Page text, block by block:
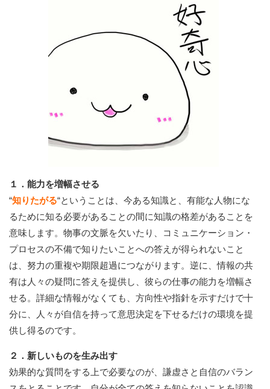
１．能力を増幅させる
“知りたがる“ということは、今ある知識と、有能な人物にな
るために知る必要があることの間に知識の格差があることを
意味します。物事の文脈を欠いたり、コミュニケーション・
プロセスの不備で知りたいことへの答えが得られないこと
は、努力の重複や期限超過につながります。逆に、情報の共
有は人々の疑問に答えを提供し、彼らの仕事の能力を増幅さ
せる。詳細な情報がなくても、方向性や指針を示すだけで十
分に、人々が自信を持って意思決定を下せるだけの環境を提
供し得るのです。
２．新しいものを生み出す
効果的な質問をする上で必要なのが、謙虚さと自信のバラン